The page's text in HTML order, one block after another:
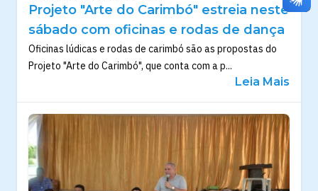
Projeto "Arte do Carimbó" estreia neste
sábado com oficinas e rodas de dança
Oficinas lúdicas e rodas de carimbó são as propostas do
Projeto "Arte do Carimbó", que conta com a p...
Leia Mais